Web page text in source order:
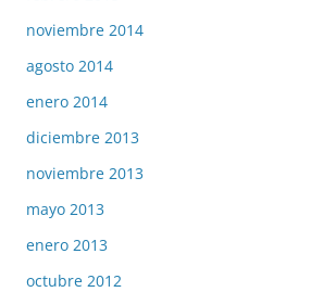
noviembre 2014
agosto 2014
enero 2014
diciembre 2013
noviembre 2013
mayo 2013
enero 2013
octubre 2012